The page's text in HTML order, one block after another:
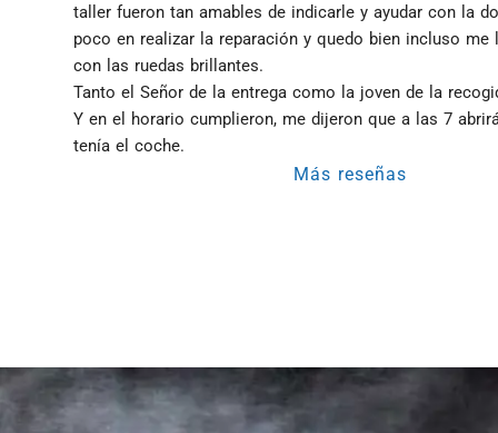
taller fueron tan amables de indicarle y ayudar con la
poco en realizar la reparación y quedo bien incluso
con las ruedas brillantes.
Tanto el Señor de la entrega como la joven de la
Y en el horario cumplieron, me dijeron que a las 7
tenía el coche.
Más reseñas